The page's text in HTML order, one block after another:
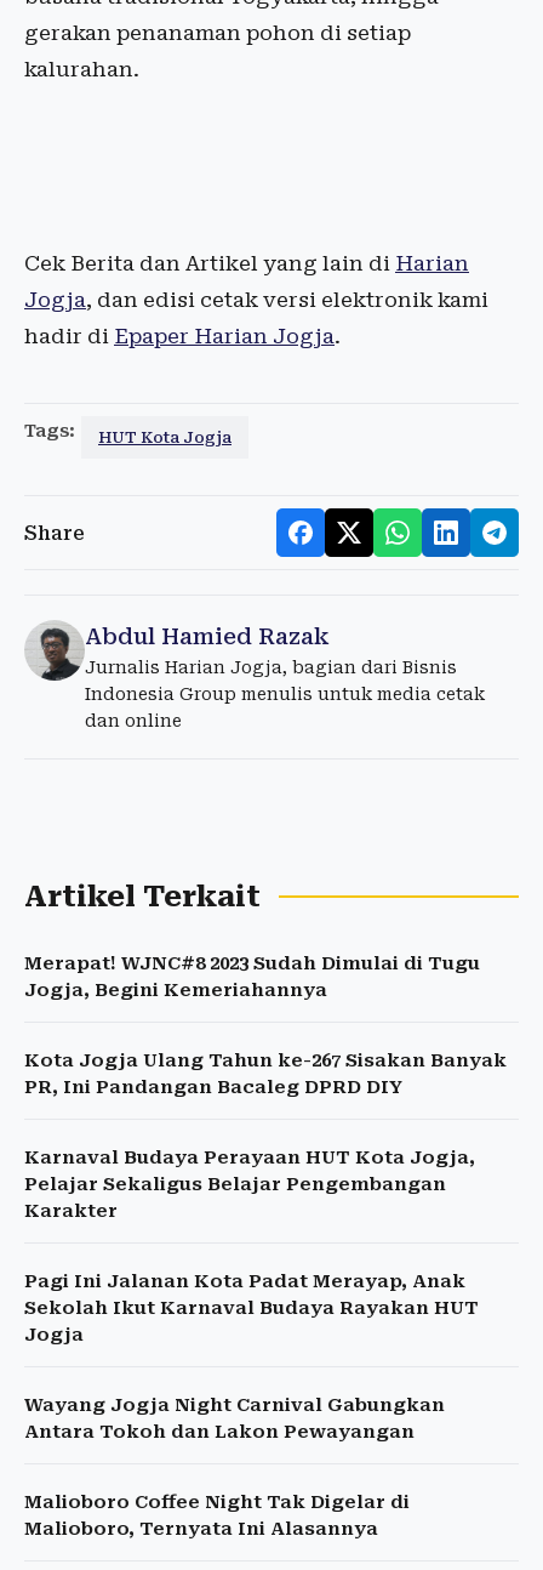
gerakan penanaman pohon di setiap
kalurahan.
Cek Berita dan Artikel yang lain di Harian
Jogja, dan edisi cetak versi elektronik kami
hadir di Epaper Harian Jogja.
Tags: HUT Kota Jogja
Share
Abdul Hamied Razak
Jurnalis Harian Jogja, bagian dari Bisnis
Indonesia Group menulis untuk media cetak
dan online
Artikel Terkait
Merapat! WJNC#8 2023 Sudah Dimulai di Tugu
Jogja, Begini Kemeriahannya
Kota Jogja Ulang Tahun ke-267 Sisakan Banyak
PR, Ini Pandangan Bacaleg DPRD DIY
Karnaval Budaya Perayaan HUT Kota Jogja,
Pelajar Sekaligus Belajar Pengembangan
Karakter
Pagi Ini Jalanan Kota Padat Merayap, Anak
Sekolah Ikut Karnaval Budaya Rayakan HUT
Jogja
Wayang Jogja Night Carnival Gabungkan
Antara Tokoh dan Lakon Pewayangan
Malioboro Coffee Night Tak Digelar di
Malioboro, Ternyata Ini Alasannya